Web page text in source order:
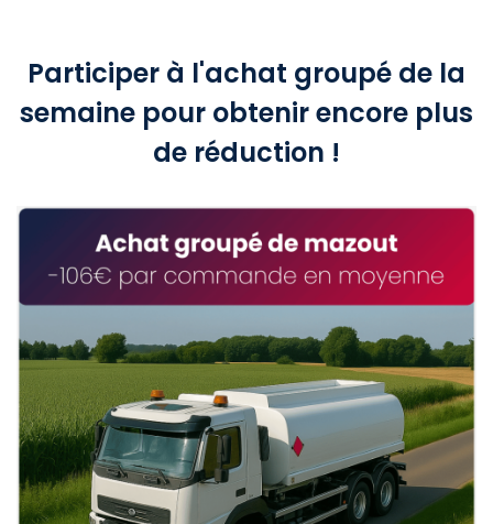
Participer à l'achat groupé de la
semaine pour obtenir encore plus
de réduction !